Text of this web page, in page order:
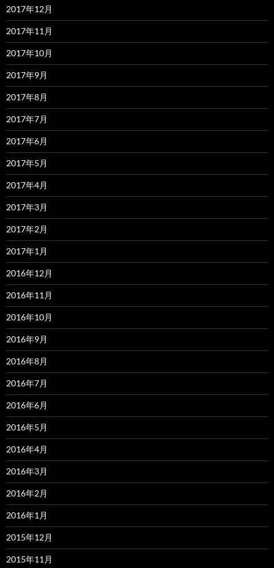
2017年12月
2017年11月
2017年10月
2017年9月
2017年8月
2017年7月
2017年6月
2017年5月
2017年4月
2017年3月
2017年2月
2017年1月
2016年12月
2016年11月
2016年10月
2016年9月
2016年8月
2016年7月
2016年6月
2016年5月
2016年4月
2016年3月
2016年2月
2016年1月
2015年12月
2015年11月